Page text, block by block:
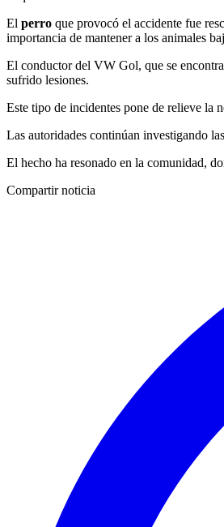
El perro que provocó el accidente fue
importancia de mantener a los animales
El conductor del VW Gol, que se
sufrido lesiones.
Este tipo de incidentes pone de relieve la
Las autoridades continúan investigando
El hecho ha resonado en la comunidad,
Compartir noticia